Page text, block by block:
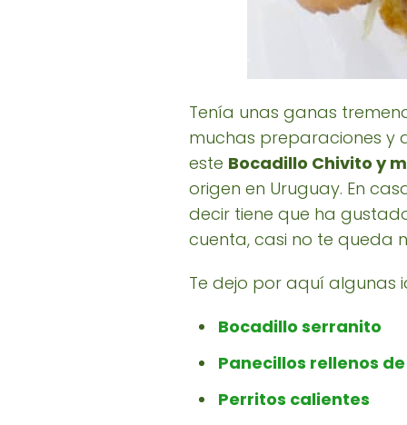
Tenía unas ganas
muchas preparaciones y
este Bocadillo Chivito y
origen en Uruguay. En
decir tiene que ha
cuenta, casi no te queda
Te dejo por aquí algunas
Bocadillo serranito
Panecillos rellenos
Perritos calientes